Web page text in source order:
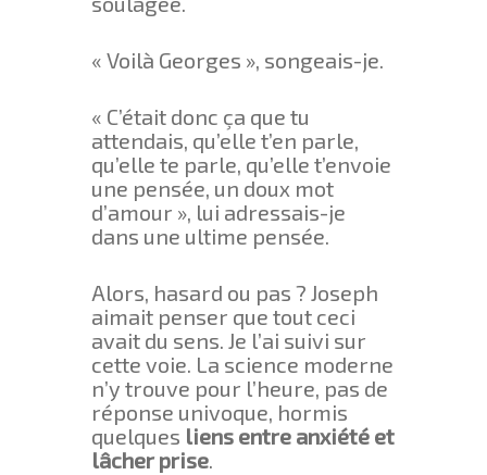
« Voilà Georges », songeais-je.
« C’était donc ça que tu
attendais, qu’elle t’en parle,
qu’elle te parle, qu’elle t’envoie
une pensée, un doux mot
d’amour », lui adressais-je
dans une ultime pensée.
Alors, hasard ou pas ? Joseph
aimait penser que tout ceci
avait du sens. Je l’ai suivi sur
cette voie. La science moderne
n’y trouve pour l’heure, pas de
réponse univoque, hormis
quelques liens entre anxiété et
lâcher prise.